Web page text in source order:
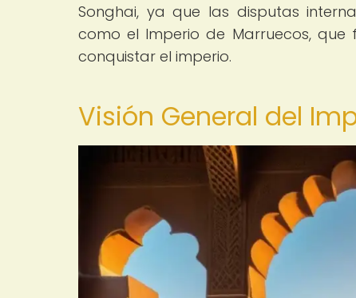
Songhai, ya que las disputas
como el Imperio de Marruecos,
conquistar el imperio.
Visión General del